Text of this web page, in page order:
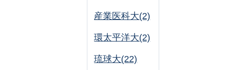
産業医科大(2)
環太平洋大(2)
琉球大(22)